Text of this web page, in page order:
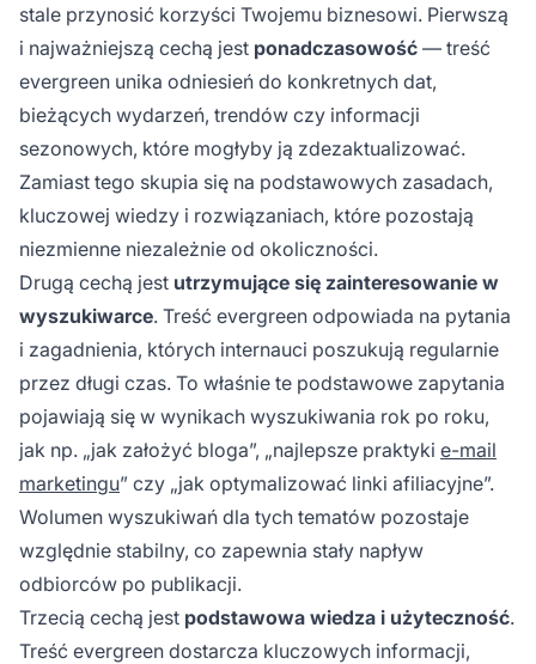
stale przynosić korzyści Twojemu biznesowi. Pierwszą
i najważniejszą cechą jest ponadczasowość — treść
evergreen unika odniesień do konkretnych dat,
bieżących wydarzeń, trendów czy informacji
sezonowych, które mogłyby ją zdezaktualizować.
Zamiast tego skupia się na podstawowych zasadach,
kluczowej wiedzy i rozwiązaniach, które pozostają
niezmienne niezależnie od okoliczności.
Drugą cechą jest utrzymujące się zainteresowanie w
wyszukiwarce. Treść evergreen odpowiada na pytania
i zagadnienia, których internauci poszukują regularnie
przez długi czas. To właśnie te podstawowe zapytania
pojawiają się w wynikach wyszukiwania rok po roku,
jak np. „jak założyć bloga”, „najlepsze praktyki e-mail
marketingu” czy „jak optymalizować linki afiliacyjne”.
Wolumen wyszukiwań dla tych tematów pozostaje
względnie stabilny, co zapewnia stały napływ
odbiorców po publikacji.
Trzecią cechą jest podstawowa wiedza i użyteczność.
Treść evergreen dostarcza kluczowych informacji,